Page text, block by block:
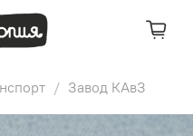
Завод КАвЗ